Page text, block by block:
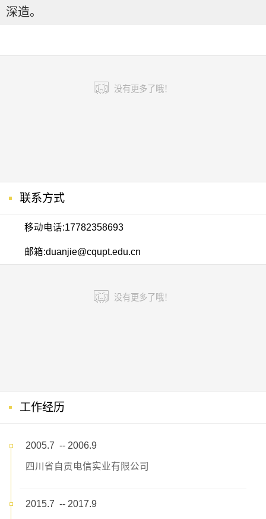
深造。
没有更多了哦！
联系方式
移动电话:17782358693
邮箱:duanjie@cqupt.edu.cn
没有更多了哦！
工作经历
2005.7 -- 2006.9
四川省自贡电信实业有限公司
2015.7 -- 2017.9